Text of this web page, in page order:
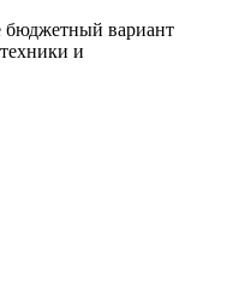
вариант
и